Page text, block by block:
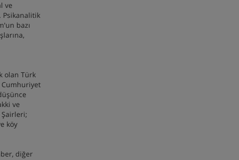
ve
Psikanalitik
bazı
olan Türk
Cumhuriyet
ve
köy
diğer